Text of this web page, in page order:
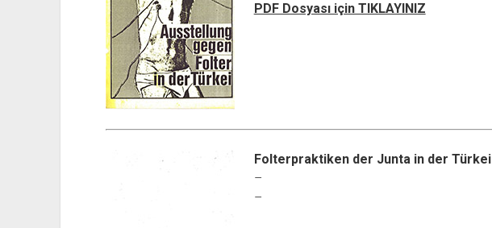
PDF Dosyası için TIKLAYINIZ
Folterpraktiken der Junta in der Türkei
–
–